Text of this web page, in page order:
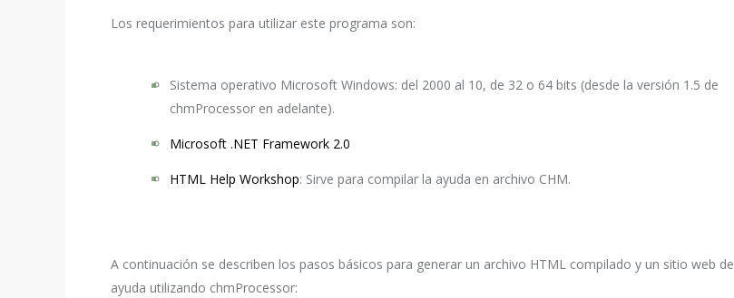
Los requerimientos para utilizar este programa son:
Sistema operativo Microsoft Windows: del 2000 al 10, de 32 o 64 bits (desde la versión 1.5 de
chmProcessor en adelante).
Microsoft .NET Framework 2.0
HTML Help Workshop: Sirve para compilar la ayuda en archivo CHM.
A continuación se describen los pasos básicos para generar un archivo HTML compilado y un sitio web de
ayuda utilizando chmProcessor: